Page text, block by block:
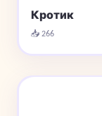
Кротик
📥 266